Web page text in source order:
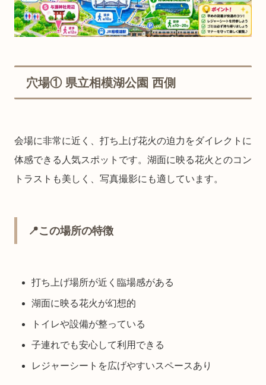
穴場① 県立相模湖公園 西側
会場に非常に近く、打ち上げ花火の迫力をダイレクトに
体感できる人気スポットです。湖面に映る花火とのコン
トラストも美しく、写真撮影にも適しています。
📍この場所の特徴
打ち上げ場所が近く臨場感がある
湖面に映る花火が幻想的
トイレや設備が整っている
子連れでも安心して利用できる
レジャーシートを広げやすいスペースあり